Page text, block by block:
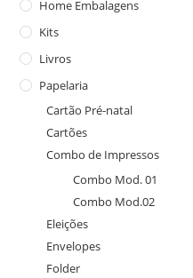
Home Embalagens
Kits
Livros
Papelaria
Cartão Pré-natal
Cartões
Combo de Impressos
Combo Mod. 01
Combo Mod.02
Eleições
Envelopes
Folder